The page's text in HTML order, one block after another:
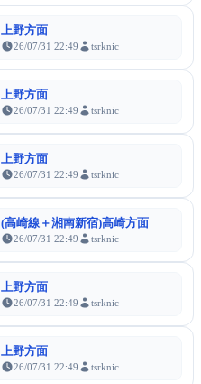
上野方面
26/07/31 22:49 tsrknic
上野方面
26/07/31 22:49 tsrknic
上野方面
26/07/31 22:49 tsrknic
(高崎線＋湘南新宿)高崎方面
26/07/31 22:49 tsrknic
上野方面
26/07/31 22:49 tsrknic
上野方面
26/07/31 22:49 tsrknic